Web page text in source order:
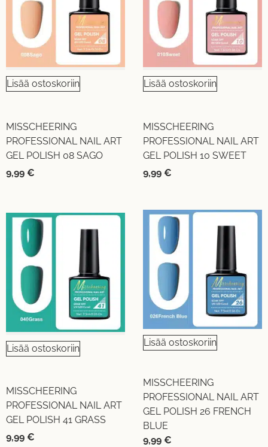
Lisää ostoskoriin
MISSCHEERING
PROFESSIONAL NAIL ART
GEL POLISH 08 SAGO
9,99 €
Lisää ostoskoriin
MISSCHEERING
PROFESSIONAL NAIL ART
GEL POLISH 10 SWEET
9,99 €
Lisää ostoskoriin
MISSCHEERING
PROFESSIONAL NAIL ART
GEL POLISH 41 GRASS
9,99 €
Lisää ostoskoriin
MISSCHEERING
PROFESSIONAL NAIL ART
GEL POLISH 26 FRENCH
BLUE
9,99 €